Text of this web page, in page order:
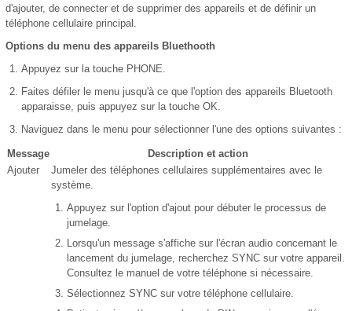
d'ajouter, de connecter et de supprimer des appareils et de définir un
téléphone cellulaire principal.
Options du menu des appareils Bluethooth
Appuyez sur la touche PHONE.
Faites défiler le menu jusqu'à ce que l'option des appareils Bluetooth
apparaisse, puis appuyez sur la touche OK.
Naviguez dans le menu pour sélectionner l'une des options suivantes :
Message
Description et action
Ajouter
Jumeler des téléphones cellulaires supplémentaires avec le
système.
Appuyez sur l'option d'ajout pour débuter le processus de
jumelage.
Lorsqu'un message s'affiche sur l'écran audio concernant le
lancement du jumelage, recherchez SYNC sur votre appareil.
Consultez le manuel de votre téléphone si nécessaire.
Sélectionnez SYNC sur votre téléphone cellulaire.